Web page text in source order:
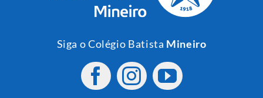
Siga o Colégio Batista Mineiro